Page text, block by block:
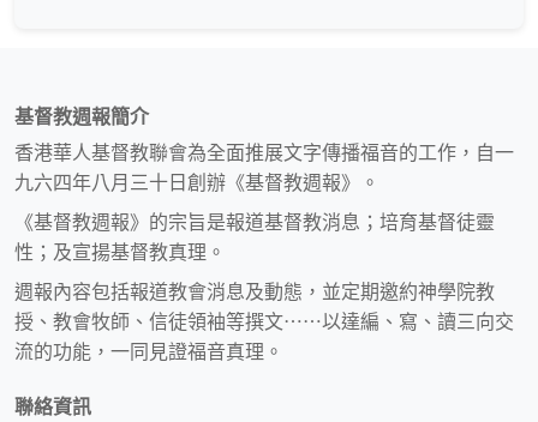
基督教週報簡介
香港華人基督教聯會為全面推展文字傳播福音的工作，自一
九六四年八月三十日創辦《基督教週報》。
《基督教週報》的宗旨是報道基督教消息；培育基督徒靈
性；及宣揚基督教真理。
週報內容包括報道教會消息及動態，並定期邀約神學院教
授、教會牧師、信徒領袖等撰文⋯⋯以達編、寫、讀三向交
流的功能，一同見證福音真理。
聯絡資訊